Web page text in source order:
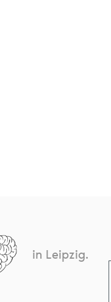
in Leipzig.